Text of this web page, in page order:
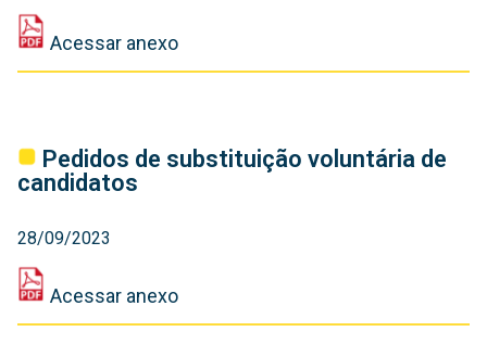
Acessar anexo
‎Pedidos de substituição voluntária de
candidatos
28/09/2023
Acessar anexo